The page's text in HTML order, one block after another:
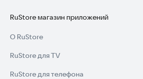
RuStore магазин приложений
О RuStore
RuStore для TV
RuStore для телефона